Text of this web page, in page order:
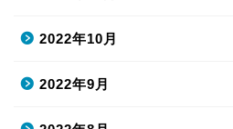
2022年10月
2022年9月